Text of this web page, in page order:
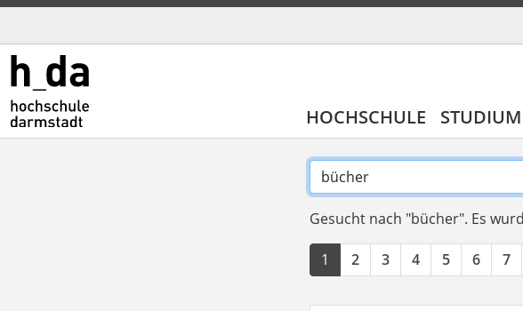
HOCHSCHULE STUDIUM
Gesucht nach "bücher". Es
1 2 3 4 5 6 7